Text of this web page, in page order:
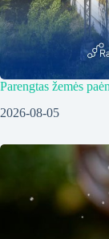
Parengtas žemės
2026-08-05